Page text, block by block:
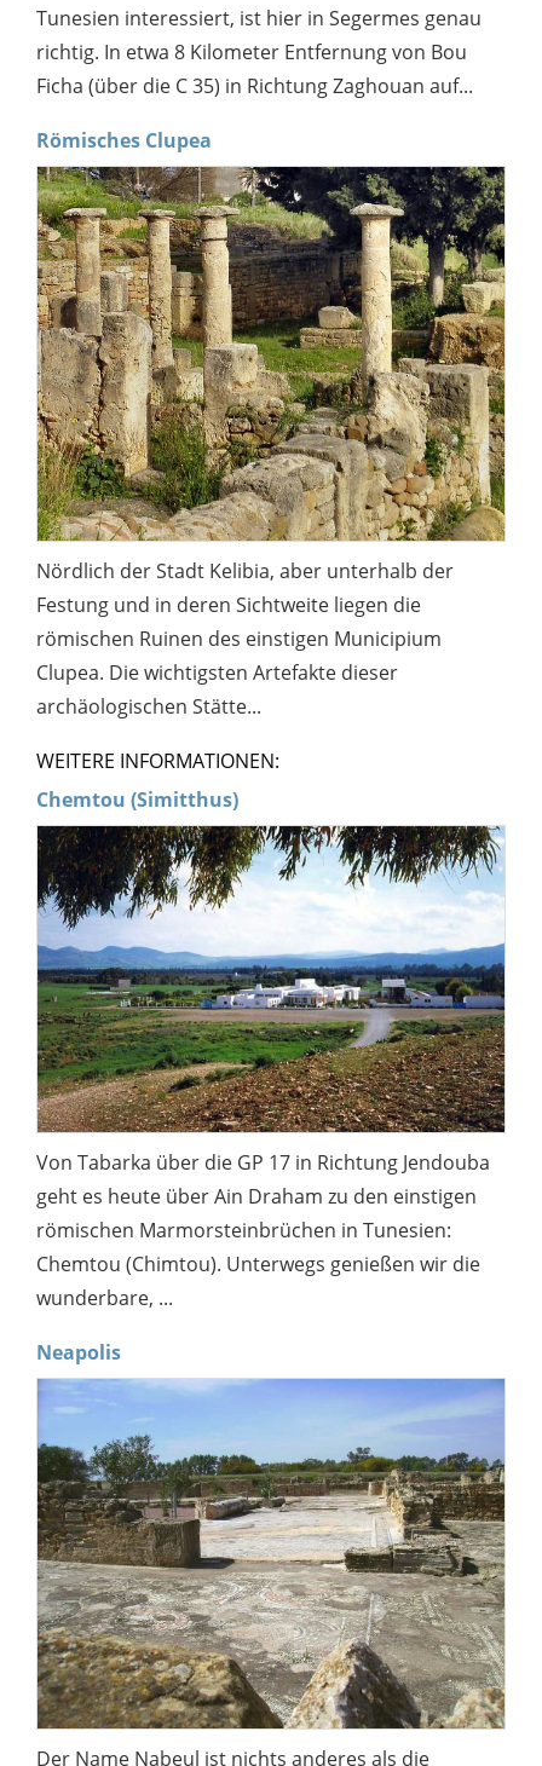
Tunesien interessiert, ist hier in Segermes genau
richtig. In etwa 8 Kilometer Entfernung von Bou
Ficha (über die C 35) in Richtung Zaghouan auf...
Römisches Clupea
Nördlich der Stadt Kelibia, aber unterhalb der
Festung und in deren Sichtweite liegen die
römischen Ruinen des einstigen Municipium
Clupea. Die wichtigsten Artefakte dieser
archäologischen Stätte...
WEITERE INFORMATIONEN:
Chemtou (Simitthus)
Von Tabarka über die GP 17 in Richtung Jendouba
geht es heute über Ain Draham zu den einstigen
römischen Marmorsteinbrüchen in Tunesien:
Chemtou (Chimtou). Unterwegs genießen wir die
wunderbare, ...
Neapolis
Der Name Nabeul ist nichts anderes als die